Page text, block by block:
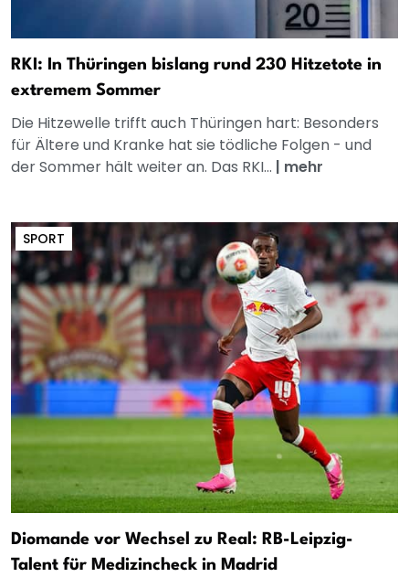
RKI: In Thüringen bislang rund 230 Hitzetote in
extremem Sommer
Die Hitzewelle trifft auch Thüringen hart: Besonders
für Ältere und Kranke hat sie tödliche Folgen - und
der Sommer hält weiter an. Das RKI... | mehr
SPORT
Diomande vor Wechsel zu Real: RB-Leipzig-
Talent für Medizincheck in Madrid